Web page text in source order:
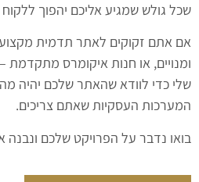
שכל גולש שמגיע אליכם יהפוך
אם אתם זקוקים לאתר תדמית
ומנויים, או חנות איקומרס מתקדמת
שלי כדי לוודא שהאתר שלכם יהיה
המערכות העסקיות שאתם צריכים.
בואו נדבר על הפרויקט שלכם